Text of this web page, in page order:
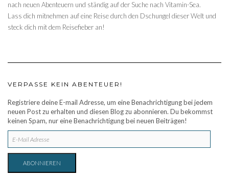
nach neuen Abenteuern und ständig auf der Suche nach Vitamin-Sea.
Lass dich mitnehmen auf eine Reise durch den Dschungel dieser Welt und
steck dich mit dem Reisefieber an!
VERPASSE KEIN ABENTEUER!
Registriere deine E-mail Adresse, um eine Benachrichtigung bei jedem
neuen Post zu erhalten und diesen Blog zu abonnieren. Du bekommst
keinen Spam, nur eine Benachrichtigung bei neuen Beiträgen!
MAIL
ADRESSE
ABONNIEREN